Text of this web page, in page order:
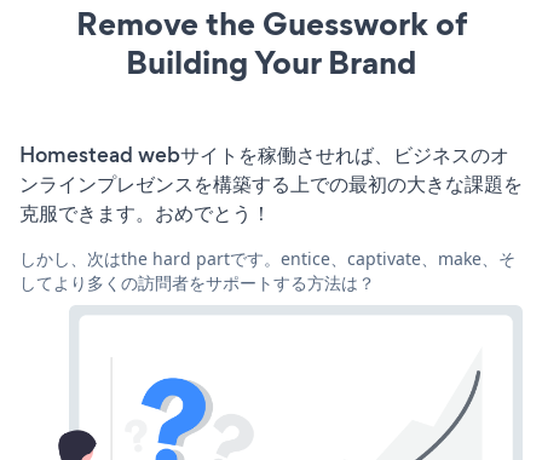
Remove the Guesswork of
Building Your Brand
Homestead webサイトを稼働させれば、ビジネスのオ
ンラインプレゼンスを構築する上での最初の大きな課題を
克服できます。おめでとう！
しかし、次はthe hard partです。entice、captivate、make、そ
してより多くの訪問者をサポートする方法は？